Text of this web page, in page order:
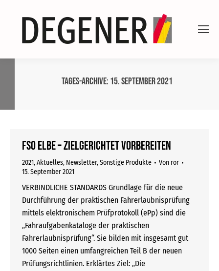
Tages-Archive: 15. September 2021
FSO eLBe – zielgerichtet vorbereiten
2021,Aktuelles, Newsletter,Sonstige Produkte Von ror
15. September 2021
VERBINDLICHE STANDARDS Grundlage für die neue
Durchführung der praktischen Fahrerlaubnisprüfung
mittels elektronischem Prüfprotokoll (ePp) sind die
„Fahraufgabenkataloge der praktischen
Fahrerlaubnisprüfung“. Sie bilden mit insgesamt gut
1000 Seiten einen umfangreichen Teil B der neuen
Prüfungsrichtlinien. Erklärtes Ziel: „Die